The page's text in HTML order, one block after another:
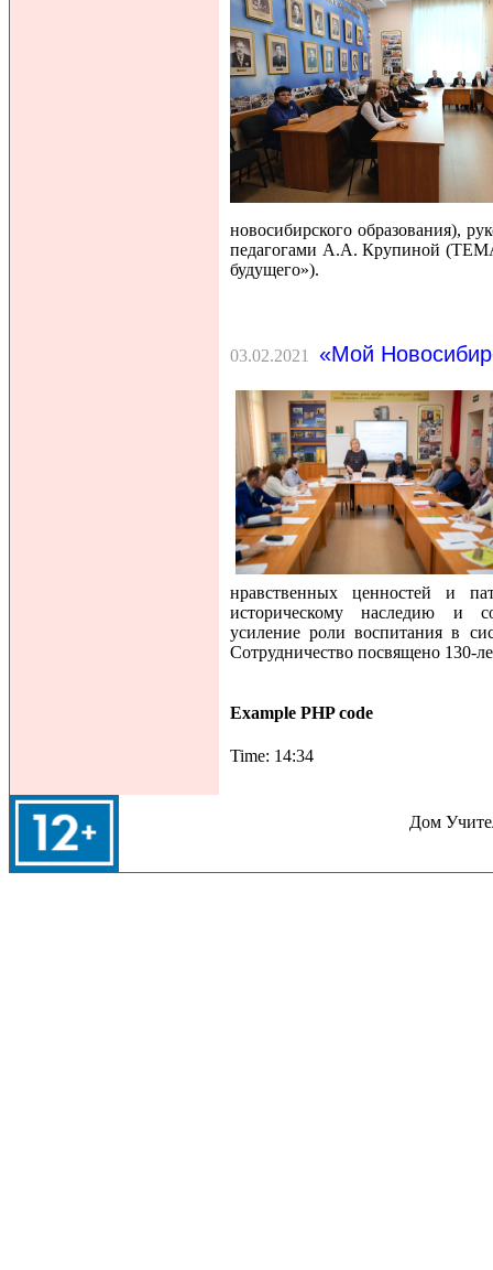
новосибирского образования),
педагогами А.А. Крупиной
будущего»).
03.02.2021 «Мой
нравственных ценностей и
историческому наследию и
усиление роли воспитания в
Сотрудничество посвящено 130-
Example PHP code
Time: 14:34
Дом